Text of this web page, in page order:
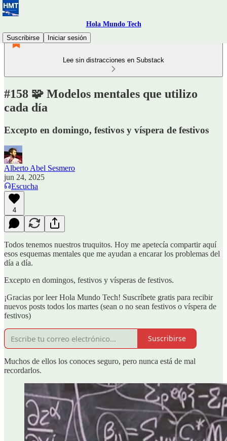
Hola Mundo Tech
Suscribirse
Iniciar sesión
Lee sin distracciones en Substack
#158 🧩 Modelos mentales que utilizo
cada día
Excepto en domingo, festivos y víspera de festivos
Alberto Abel Sesmero
jun 24, 2025
Escucha
4
Todos tenemos nuestros truquitos. Hoy me apetecía compartir aquí
esos esquemas mentales que me ayudan a encarar los problemas del
día a día.
Excepto en domingos, festivos y vísperas de festivos.
¡Gracias por leer Hola Mundo Tech! Suscríbete gratis para recibir
nuevos posts todos los martes (sean o no sean festivos o víspera de
festivos)
Suscribirse
Muchos de ellos los conoces seguro, pero nunca está de mal
recordarlos.